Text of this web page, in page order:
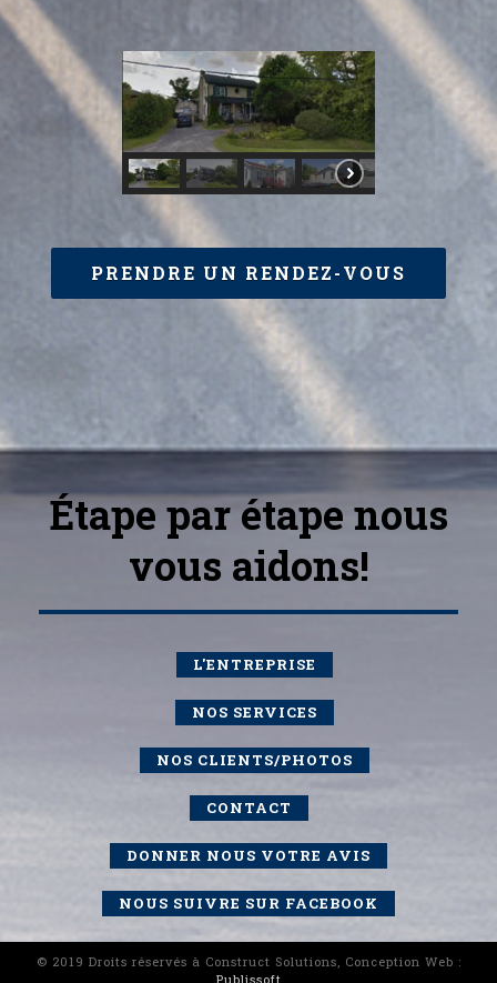
PRENDRE UN RENDEZ-VOUS
Étape par étape nous
vous aidons!
gestionnaire de projet
inspection maison
inspection de maison
inspection pré achat maison
L'ENTREPRISE
NOS SERVICES
NOS CLIENTS/PHOTOS
CONTACT
DONNER NOUS VOTRE AVIS
NOUS SUIVRE SUR FACEBOOK
© 2019 Droits réservés à Construct Solutions, Conception Web :
Publissoft